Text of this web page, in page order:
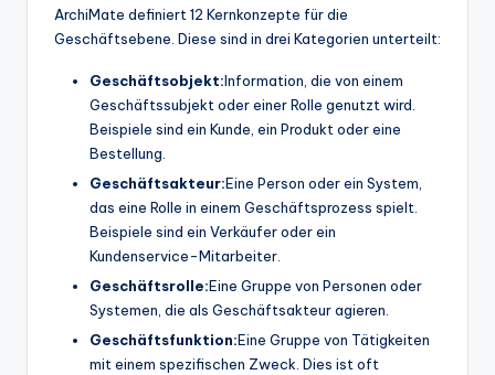
ArchiMate definiert 12 Kernkonzepte für die
Geschäftsebene. Diese sind in drei Kategorien unterteilt:
Geschäftsobjekt:Information, die von einem
Geschäftssubjekt oder einer Rolle genutzt wird.
Beispiele sind ein Kunde, ein Produkt oder eine
Bestellung.
Geschäftsakteur:Eine Person oder ein System,
das eine Rolle in einem Geschäftsprozess spielt.
Beispiele sind ein Verkäufer oder ein
Kundenservice-Mitarbeiter.
Geschäftsrolle:Eine Gruppe von Personen oder
Systemen, die als Geschäftsakteur agieren.
Geschäftsfunktion:Eine Gruppe von Tätigkeiten
mit einem spezifischen Zweck. Dies ist oft